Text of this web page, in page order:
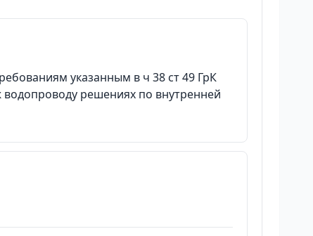
указанным в ч 38 ст 49 ГрК
решениях по внутренней